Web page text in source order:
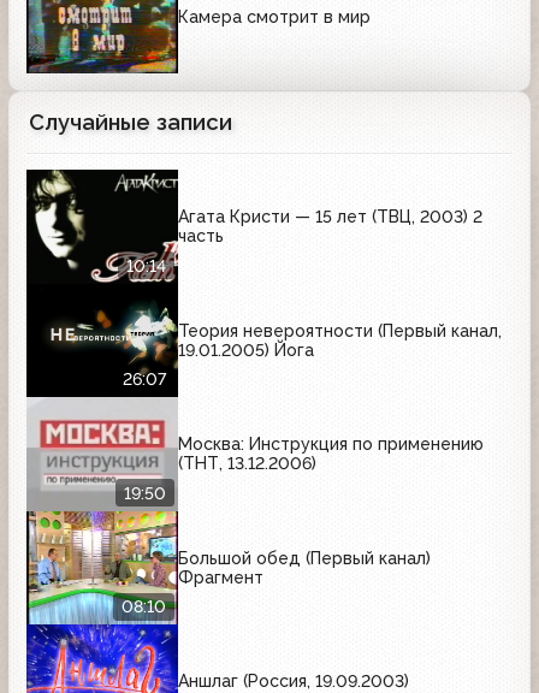
Камера смотрит в мир
Случайные записи
10:14
Агата Кристи — 15 лет (ТВЦ, 2003) 2
часть
26:07
Теория невероятности (Первый канал,
19.01.2005) Йога
19:50
Москва: Инструкция по применению
(ТНТ, 13.12.2006)
08:10
Большой обед (Первый канал)
Фрагмент
Аншлаг (Россия, 19.09.2003)